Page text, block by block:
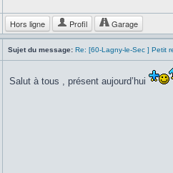
Hors ligne Profil Garage
Sujet du message: Re: [60-Lagny-le-Sec ] Petit
Salut à tous , présent aujourd’hui